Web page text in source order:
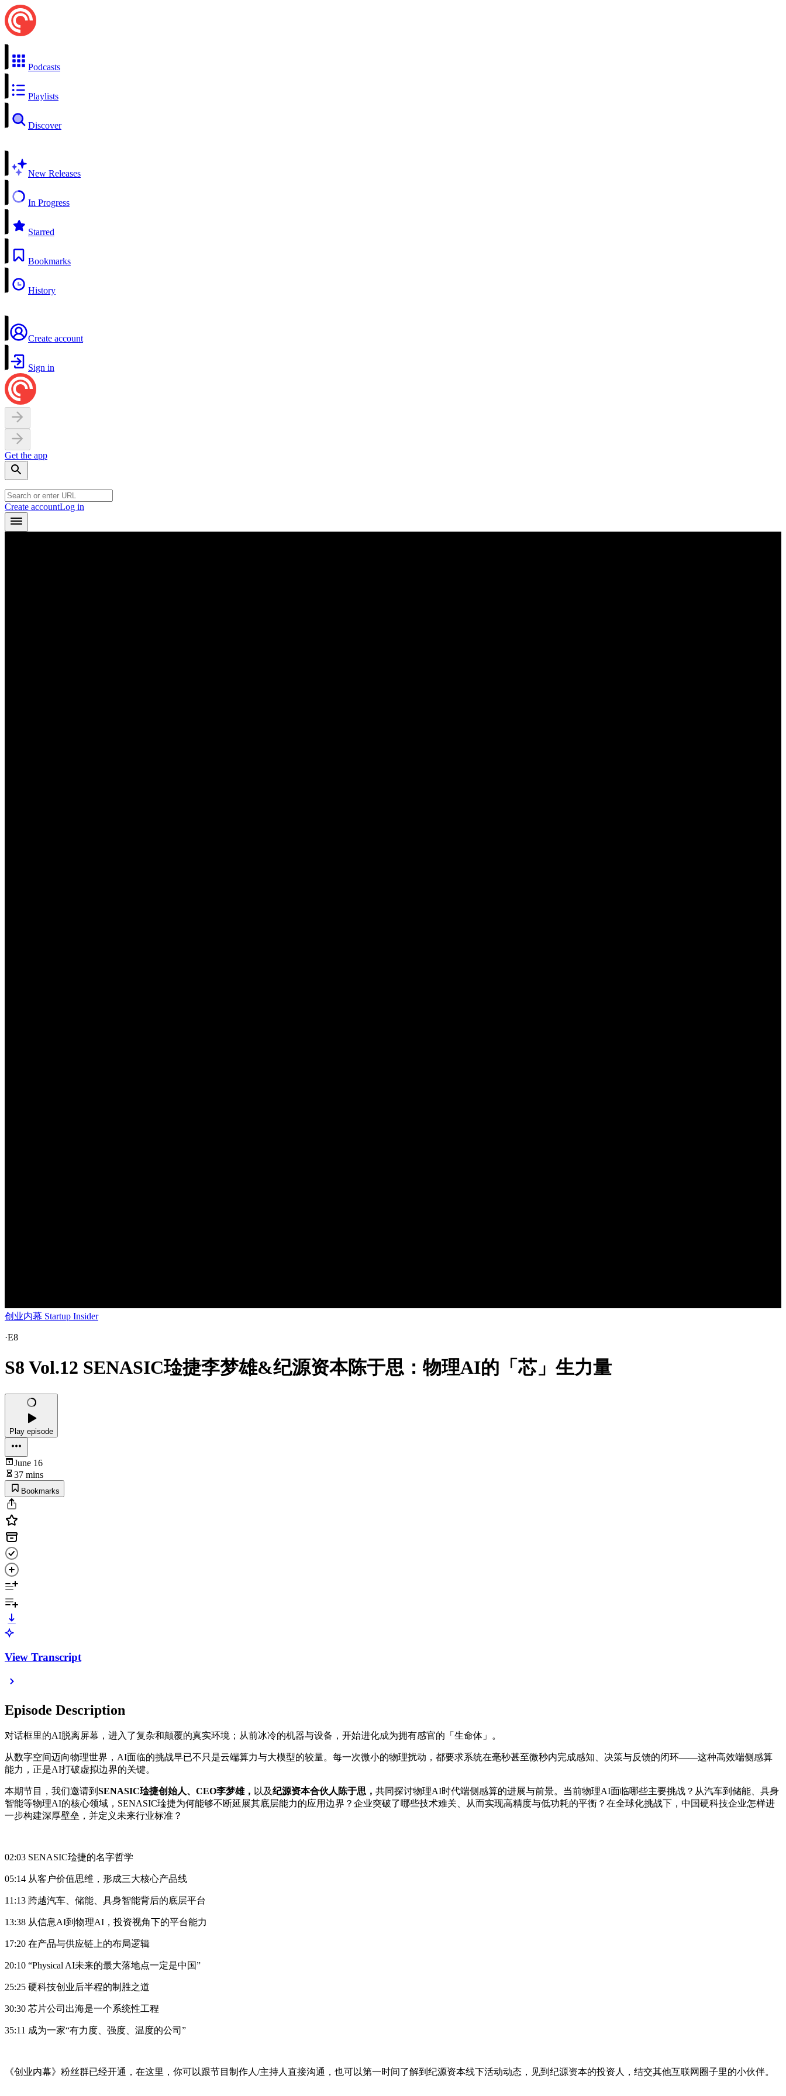
Podcasts
Playlists
Discover
New Releases
In Progress
Starred
Bookmarks
History
Create account
Sign in
Get the app
Create accountLog in
创业内幕 Startup Insider
·E8
S8 Vol.12 SENASIC琻捷李梦雄&纪源资本陈于思：物理AI的「芯」生力量
Play episode
June 16
37 mins
Bookmarks
View Transcript
Episode Description
对话框里的AI脱离屏幕，进入了复杂和颠覆的真实环境；从前冰冷的机器与设备，开始进化成为拥有感官的「生命体」。
从数字空间迈向物理世界，AI面临的挑战早已不只是云端算力与大模型的较量。每一次微小的物理扰动，都要求系统在毫秒甚至微秒内完成感知、决策与反馈的闭环——这种高效端侧感算
能力，正是AI打破虚拟边界的关键。
本期节目，我们邀请到 SENASIC琻捷创始人、CEO李梦雄， 以及纪源资本合伙人陈于思， 共同探讨物理AI时代端侧感算的进展与前景。当前物理AI面临哪些主要挑战？从汽车到储能、具身
智能等物理AI的核心领域，SENASIC琻捷为何能够不断延展其底层能力的应用边界？企业突破了哪些技术难关、从而实现高精度与低功耗的平衡？在全球化挑战下，中国硬科技企业怎样进
一步构建深厚壁垒，并定义未来行业标准？
02:03 SENASIC琻捷的名字哲学
05:14 从客户价值思维，形成三大核心产品线
11:13 跨越汽车、储能、具身智能背后的底层平台
13:38 从信息AI到物理AI，投资视角下的平台能力
17:20 在产品与供应链上的布局逻辑
20:10 “Physical AI未来的最大落地点一定是中国”
25:25 硬科技创业后半程的制胜之道
30:30 芯片公司出海是一个系统性工程
35:11 成为一家“有力度、强度、温度的公司”
《创业内幕》粉丝群已经开通，在这里，你可以跟节目制作人/主持人直接沟通，也可以第一时间了解到纪源资本线下活动动态，见到纪源资本的投资人，结交其他互联网圈子里的小伙伴。